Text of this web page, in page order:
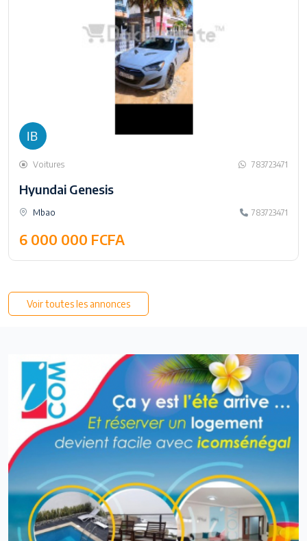
Voitures 783723471
Hyundai Genesis
Mbao 783723471
6 000 000 FCFA
Voir toutes les annonces